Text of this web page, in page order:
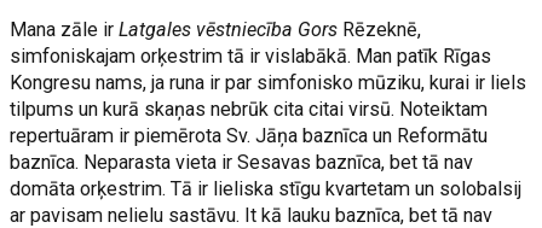
Mana zāle irLatgales vēstniecība Gors Rēzeknē,
simfoniskajam orķestrim tā ir vislabākā. Man patīk Rīgas
Kongresu nams, ja runa ir par simfonisko mūziku, kurai ir liels
tilpums un kurā skaņas nebrūk cita citai virsū. Noteiktam
repertuāram ir piemērota Sv. Jāņa baznīca un Reformātu
baznīca. Neparasta vieta ir Sesavas baznīca, bet tā nav
domāta orķestrim. Tā ir lieliska stīgu kvartetam un solobalsij
ar pavisam nelielu sastāvu. It kā lauku baznīca, bet tā nav